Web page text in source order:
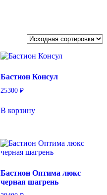
Бастион Консул
25300 ₽
В корзину
Бастион Оптима люкс
черная шагрень